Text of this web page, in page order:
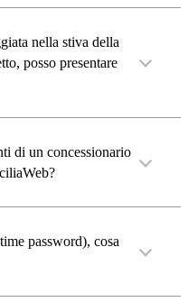
nella stiva della
posso presentare
di un concessionario
password), cosa